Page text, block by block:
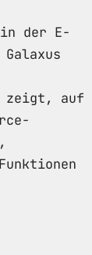
der E-
zeigt, auf